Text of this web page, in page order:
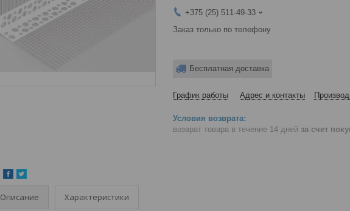
+375 (25) 511-49-33
Заказ только по телефону
Бесплатная доставка
График работы Адрес и контакты
возврат товара в течение 14 дней за счет
Описание Характеристики